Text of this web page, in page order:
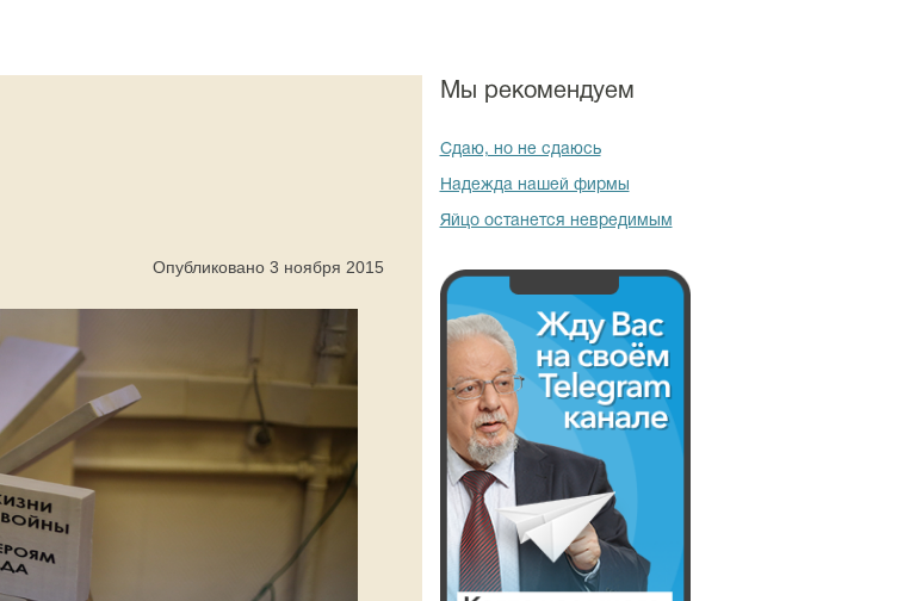
Опубликовано 3 ноября 2015
Мы рекомендуем
Сдаю, но не сдаюсь
Надежда нашей фирмы
Яйцо останется невредимым